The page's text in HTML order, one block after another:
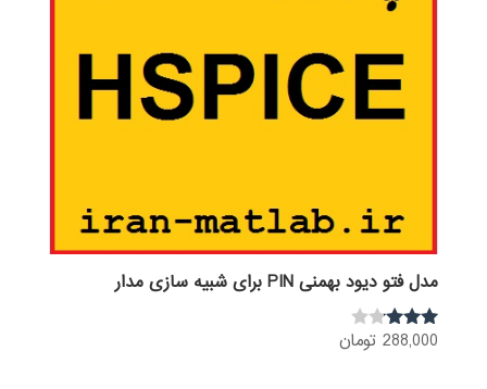
مدل فتو دیود بهمنی PIN برای شبیه سازی مدار
نمره
288,000 تومان